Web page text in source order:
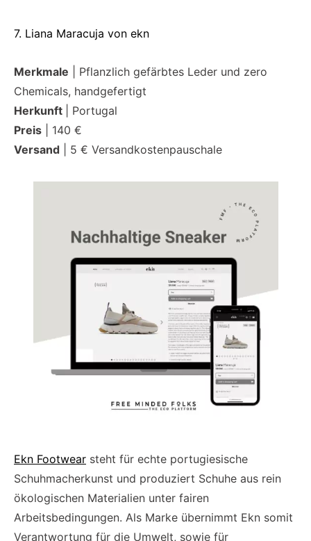
7. Liana Maracuja von ekn
Merkmale | Pflanzlich gefärbtes Leder und zero
Chemicals, handgefertigt
Herkunft
| Portugal
Preis | 140 €
Versand | 5 € Versandkostenpauschale
Ekn Footwear steht für echte portugiesische
Schuhmacherkunst und produziert Schuhe aus rein
ökologischen Materialien unter fairen
Arbeitsbedingungen. Als Marke übernimmt Ekn somit
Verantwortung für die Umwelt, sowie für